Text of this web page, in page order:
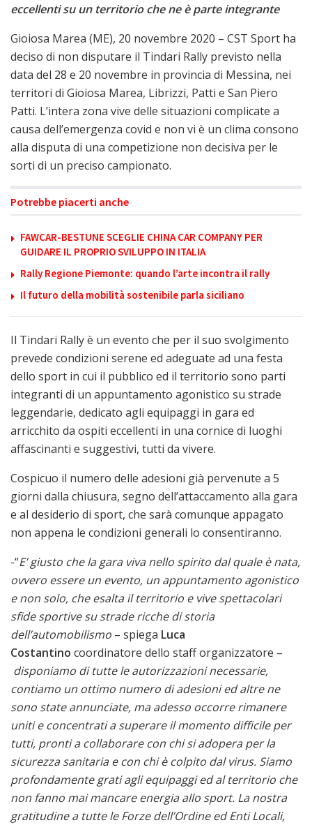
eccellenti su un territorio che ne è parte integrante
Gioiosa Marea (ME), 20 novembre 2020 – CST Sport ha
deciso di non disputare il Tindari Rally previsto nella
data del 28 e 20 novembre in provincia di Messina, nei
territori di Gioiosa Marea, Librizzi, Patti e San Piero
Patti. L’intera zona vive delle situazioni complicate a
causa dell’emergenza covid e non vi è un clima consono
alla disputa di una competizione non decisiva per le
sorti di un preciso campionato.
Potrebbe piacerti anche
FAWCAR-BESTUNE SCEGLIE CHINA CAR COMPANY PER
GUIDARE IL PROPRIO SVILUPPO IN ITALIA
Rally Regione Piemonte: quando l’arte incontra il rally
Il futuro della mobilità sostenibile parla siciliano
Il Tindari Rally è un evento che per il suo svolgimento
prevede condizioni serene ed adeguate ad una festa
dello sport in cui il pubblico ed il territorio sono parti
integranti di un appuntamento agonistico su strade
leggendarie, dedicato agli equipaggi in gara ed
arricchito da ospiti eccellenti in una cornice di luoghi
affascinanti e suggestivi, tutti da vivere.
Cospicuo il numero delle adesioni già pervenute a 5
giorni dalla chiusura, segno dell’attaccamento alla gara
e al desiderio di sport, che sarà comunque appagato
non appena le condizioni generali lo consentiranno.
-“E’ giusto che la gara viva nello spirito dal quale è nata,
ovvero essere un evento, un appuntamento agonistico
e non solo, che esalta il territorio e vive spettacolari
sfide sportive su strade ricche di storia
dell’automobilismo – spiega Luca
Costantino coordinatore dello staff organizzatore –
disponiamo di tutte le autorizzazioni necessarie,
contiamo un ottimo numero di adesioni ed altre ne
sono state annunciate, ma adesso occorre rimanere
uniti e concentrati a superare il momento difficile per
tutti, pronti a collaborare con chi si adopera per la
sicurezza sanitaria e con chi è colpito dal virus. Siamo
profondamente grati agli equipaggi ed al territorio che
non fanno mai mancare energia allo sport. La nostra
gratitudine a tutte le Forze dell’Ordine ed Enti Locali,